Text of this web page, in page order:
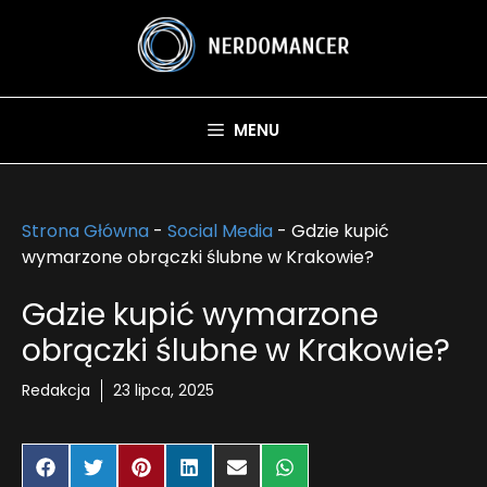
MENU
Strona Główna - Social Media - Gdzie kupić
wymarzone obrączki ślubne w Krakowie?
Gdzie kupić wymarzone
obrączki ślubne w Krakowie?
Redakcja 23 lipca, 2025
ShareShareShareShareShareShare